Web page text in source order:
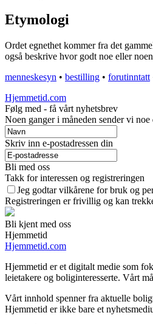
Etymologi
Ordet egnethet kommer fra det
også beskrive hvor godt noe eller
menneskesyn • bestilling • forutinntatt
Hjemmetid.com
Følg med - få vårt nyhetsbrev
Noen ganger i måneden sender vi
Skriv inn e-postadressen din
Bli med oss
Takk for interessen og registreringen
Jeg godtar vilkårene for bruk og
Registreringen er frivillig og kan
Bli kjent med oss
Hjemmetid
Hjemmetid.com
Hjemmetid er et digitalt medie som
leietakere og boliginteresserte. Vårt
Vårt innhold spenner fra aktuelle
Hjemmetid er ikke bare et